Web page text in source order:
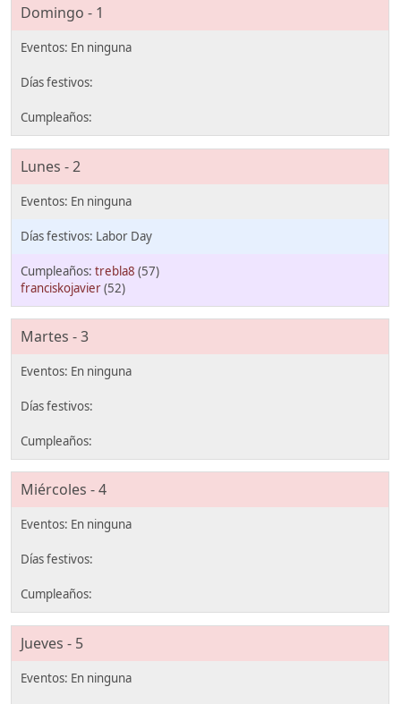
Domingo - 1
Lunes - 2
Labor Day
trebla8 (57)
franciskojavier(52)
Martes - 3
Miércoles - 4
Jueves - 5